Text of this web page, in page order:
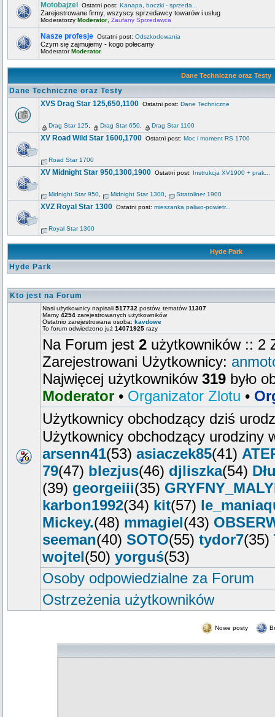
Motobajzel Ostatni post: Kanapa, boczki - sprzeda...
Zarejestrowane firmy, wszyscy sprzedawcy towarów i usług
Moderatorzy Moderator Zaufany Sprzedawca
Nasze profesje Ostatni post: Odszkodowania
Czym się zajmujemy - kogo polecamy
ModeratorModerator
Dane Techniczne oraz Testy
Dane Techniczne oraz Testy
XVS Drag Star 125,650,1100 Ostatni post: Dane Techniczne
Drag Star 125 Drag Star 650 Drag Star 1100
XV Road Wild Star 1600,1700 Ostatni post: Moc i moment RS 1700
Road Star 1700
XV Midnight Star 950,1300,1900 Ostatni post: Instrukcja XV1900 + prak...
Midnight Star 950 Midnight Star 1300 Stratoliner 1900
XVZ Royal Star 1300 Ostatni post: mieszanka paliwo-powietr...
Royal Star 1300
Hyde Park
Hyde Park
Kto jest na Forum
Nasi użytkownicy napisali 517732 postów, tematów11307
Mamy 4254 zarejestrowanych użytkowników
Ostatnio zarejestrowana osoba: kavdowe
To forum odwiedzono już 14071925 razy
Na Forum jest 2 użytkowników :: 2
Zarejestrowani Użytkownicy:
Najwięcej użytkowników 319 było
Moderator • Organizator Zlotu •
Użytkownicy obchodzący dziś
Użytkownicy obchodzący urodziny
arsenn41(53) asiaczek85(41)
79(47) blezjus(46) djliszka(54)
(39) georgeiii(35)
karbon1992(34) kit(57)
Mickey.(48) mmagiel(43)
seeman(40) SOTO(55) tydor7(35)
wojtel(50) yorguś(53)
Osoby odpowiedzialne za Forum
Ostrzeżenia użytkowników
Nowe posty